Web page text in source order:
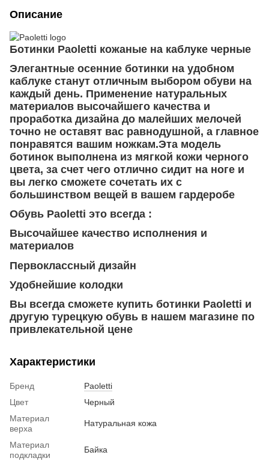
Описание
Ботинки Paoletti кожаные на каблуке черные
Элегантные осенние ботинки на удобном
каблуке станут отличным выбором обуви на
каждый день. Применение натуральных
материалов высочайшего качества и
проработка дизайна до малейших мелочей
точно не оставят вас равнодушной, а главное
понравятся вашим ножкам.Эта модель
ботинок выполнена из мягкой кожи черного
цвета, за счет чего отлично сидит на ноге и
вы легко сможете сочетать их с
большинством вещей в вашем гардеробе
Обувь Paoletti это всегда :
Высочайшее качество исполнения и
материалов
Первоклассный дизайн
Удобнейшие колодки
Вы всегда сможете купить ботинки Paoletti и
другую турецкую обувь в нашем магазине по
привлекательной цене
Характеристики
Бренд
Paoletti
Цвет
Черный
Материал
верха
Натуральная кожа
Материал
подкладки
Байка